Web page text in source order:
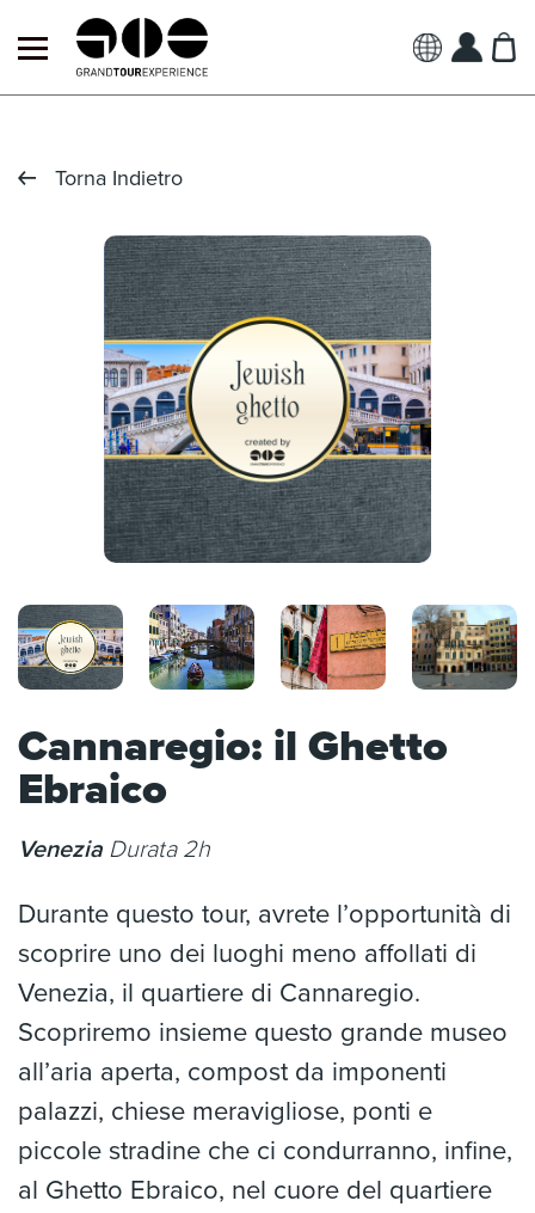
Torna Indietro
Cannaregio: il Ghetto
Ebraico
Venezia Durata 2h
Durante questo tour, avrete l’opportunità di
scoprire uno dei luoghi meno affollati di
Venezia, il quartiere di Cannaregio.
Scopriremo insieme questo grande museo
all’aria aperta, compost da imponenti
palazzi, chiese meravigliose, ponti e
piccole stradine che ci condurranno, infine,
al Ghetto Ebraico, nel cuore del quartiere